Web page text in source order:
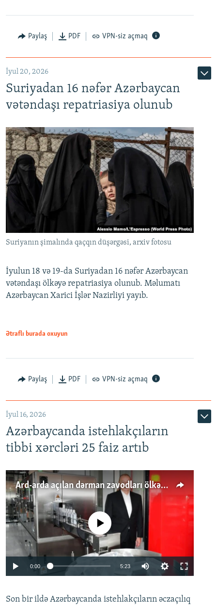
Auto
Paylaş PDF VPN-siz açmaq
İyul 20, 2026
Suriyadan 16 nəfər Azərbaycan
vətəndaşı repatriasiya olunub
Suriyanın şimalında qaçqın düşərgəsi, arxiv fotosu
İyulun 18 və 19-da Suriyadan 16 nəfər Azərbaycan
vətəndaşı ölkəyə repatriasiya olunub. Məlumatı
Azərbaycan Xarici İşlər Nazirliyi yayıb.
Ətraflı burada oxuyun
Paylaş PDF VPN-siz açmaq
İyul 16, 2026
Azərbaycanda istehlakçıların
tibbi xərcləri 25 faiz artıb
Ard-arda açılan dərman zavodları ölkənin tələbatını ödəyirmi?
No media source currently available
0:00 5:23
360p
Son bir ildə Azərbaycanda istehlakçıların əczaçılıq